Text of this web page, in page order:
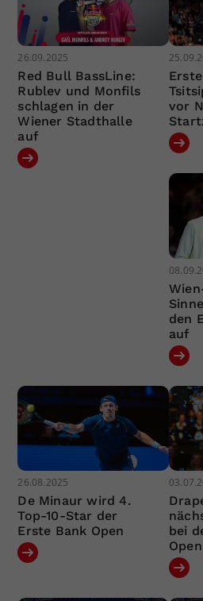
26.09.2025
Red Bull BassLine:
Rublev und Monfils
schlagen in der
Wiener Stadthalle
auf
vor
den
auf
26.08.2025
De Minaur wird 4.
Top-10-Star der
Erste Bank Open
bei